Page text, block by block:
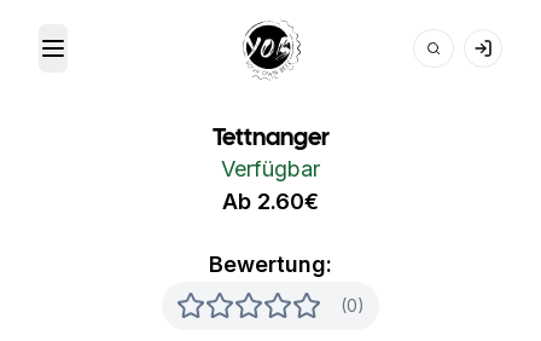
Toggle Menu Your Own Beer
Tettnanger
Bewertung:
(0)
Verfügbar
Ab 2.60€